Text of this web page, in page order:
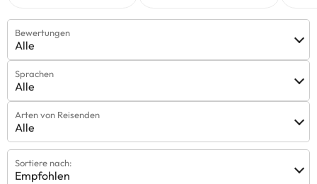
Bewertungen
Alle
Sprachen
Alle
Arten von Reisenden
Alle
Sortiere nach:
Empfohlen